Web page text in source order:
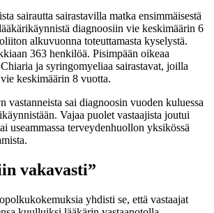
sairautta sairastavilla matka ensimmäisestä
diagnoosiin vie keskimäärin 6
alkuvuonna toteuttamasta kyselystä.
363 henkilöä. Pisimpään oikeaa
ja syringomyeliaa sairastavat, joilla
keskimäärin 8 vuotta.
vastanneista sai diagnoosin vuoden kuluessa
Vajaa puolet vastaajista joutui
useammassa terveydenhuollon yksikössä
vakavasti”
yhdisti se, että vastaajat